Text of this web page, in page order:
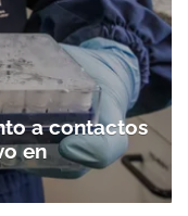
a contactos
en